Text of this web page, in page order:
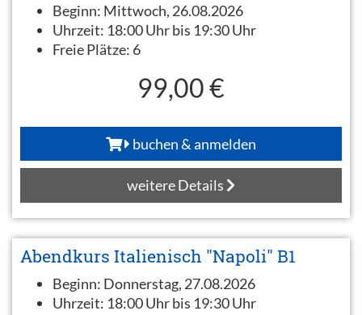
Beginn: Mittwoch, 26.08.2026
Uhrzeit: 18:00 Uhr bis 19:30 Uhr
Freie Plätze: 6
99,00 €
buchen & anmelden
weitere Details
Abendkurs Italienisch "Napoli" B1
Beginn: Donnerstag, 27.08.2026
Uhrzeit: 18:00 Uhr bis 19:30 Uhr